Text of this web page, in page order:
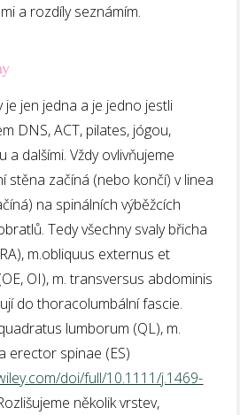
a rozdíly seznámím.
jen jedna a je jedno jestli
DNS, ACT, pilates, jógou,
a dalšími. Vždy ovlivňujeme
stěna začíná (nebo končí) v linea
na spinálních výběžcích
Tedy všechny svaly břicha
m.obliquus externus et
OI), m. transversus abdominis
do thoracolumbální fascie.
lumborum (QL), m.
erector spinae (ES)
doi/full/10.1111/j.1469-
několik vrstev,